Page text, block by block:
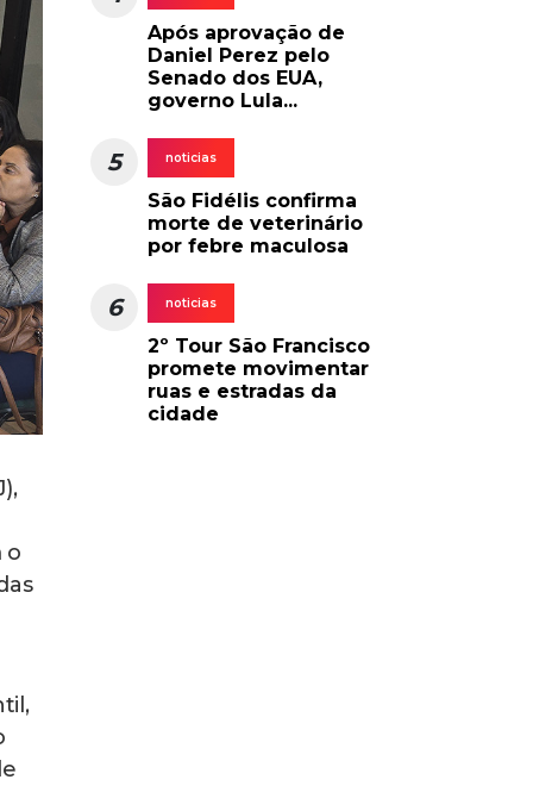
o
Após aprovação de
Daniel Perez pelo
Senado dos EUA,
governo Lula...
5 noticias
São Fidélis confirma
morte de veterinário
por febre maculosa
6 noticias
2º Tour São Francisco
promete movimentar
ruas e estradas da
cidade